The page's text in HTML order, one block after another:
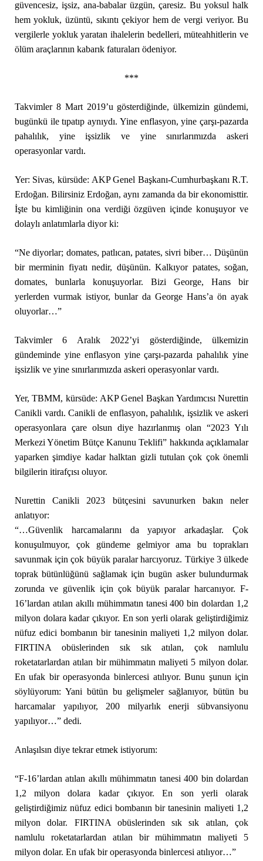
güvencesiz, işsiz, ana-babalar üzgün, çaresiz. Bu yoksul halk
hem yokluk, üzüntü, sıkıntı çekiyor hem de vergi veriyor. Bu
vergilerle yokluk yaratan ihalelerin bedelleri, müteahhitlerin ve
ölüm araçlarının kabarık faturaları ödeniyor.
***
Takvimler 8 Mart 2019’u gösterdiğinde, ülkemizin gündemi,
bugünkü ile tıpatıp aynıydı. Yine enflasyon, yine çarşı-pazarda
pahalılık, yine işsizlik ve yine sınırlarımızda askeri
operasyonlar vardı.
Yer: Sivas, kürsüde: AKP Genel Başkanı-Cumhurbaşkanı R.T.
Erdoğan. Bilirsiniz Erdoğan, aynı zamanda da bir ekonomisttir.
İşte bu kimliğinin ona verdiği özgüven içinde konuşuyor ve
dolaylı anlatımlarla diyor ki:
“Ne diyorlar; domates, patlıcan, patates, sivri biber… Düşünün
bir merminin fiyatı nedir, düşünün. Kalkıyor patates, soğan,
domates, bunlarla konuşuyorlar. Bizi George, Hans bir
yerlerden vurmak istiyor, bunlar da George Hans’a ön ayak
oluyorlar…”
Takvimler 6 Aralık 2022’yi gösterdiğinde, ülkemizin
gündeminde yine enflasyon yine çarşı-pazarda pahalılık yine
işsizlik ve yine sınırlarımızda askeri operasyonlar vardı.
Yer, TBMM, kürsüde: AKP Genel Başkan Yardımcısı Nurettin
Canikli vardı. Canikli de enflasyon, pahalılık, işsizlik ve askeri
operasyonlara çare olsun diye hazırlanmış olan “2023 Yılı
Merkezi Yönetim Bütçe Kanunu Teklifi” hakkında açıklamalar
yaparken şimdiye kadar halktan gizli tutulan çok çok önemli
bilgilerin itirafçısı oluyor.
Nurettin Canikli 2023 bütçesini savunurken bakın neler
anlatıyor:
“…Güvenlik harcamalarını da yapıyor arkadaşlar. Çok
konuşulmuyor, çok gündeme gelmiyor ama bu toprakları
savunmak için çok büyük paralar harcıyoruz. Türkiye 3 ülkede
toprak bütünlüğünü sağlamak için bugün asker bulundurmak
zorunda ve güvenlik için çok büyük paralar harcanıyor. F-
16’lardan atılan akıllı mühimmatın tanesi 400 bin dolardan 1,2
milyon dolara kadar çıkıyor. En son yerli olarak geliştirdiğimiz
nüfuz edici bombanın bir tanesinin maliyeti 1,2 milyon dolar.
FIRTINA obüslerinden sık sık atılan, çok namlulu
roketatarlardan atılan bir mühimmatın maliyeti 5 milyon dolar.
En ufak bir operasyonda binlercesi atılıyor. Bunu şunun için
söylüyorum: Yani bütün bu gelişmeler sağlanıyor, bütün bu
harcamalar yapılıyor, 200 milyarlık enerji sübvansiyonu
yapılıyor…” dedi.
Anlaşılsın diye tekrar etmek istiyorum:
“F-16’lardan atılan akıllı mühimmatın tanesi 400 bin dolardan
1,2 milyon dolara kadar çıkıyor. En son yerli olarak
geliştirdiğimiz nüfuz edici bombanın bir tanesinin maliyeti 1,2
milyon dolar. FIRTINA obüslerinden sık sık atılan, çok
namlulu roketatarlardan atılan bir mühimmatın maliyeti 5
milyon dolar. En ufak bir operasyonda binlercesi atılıyor…”